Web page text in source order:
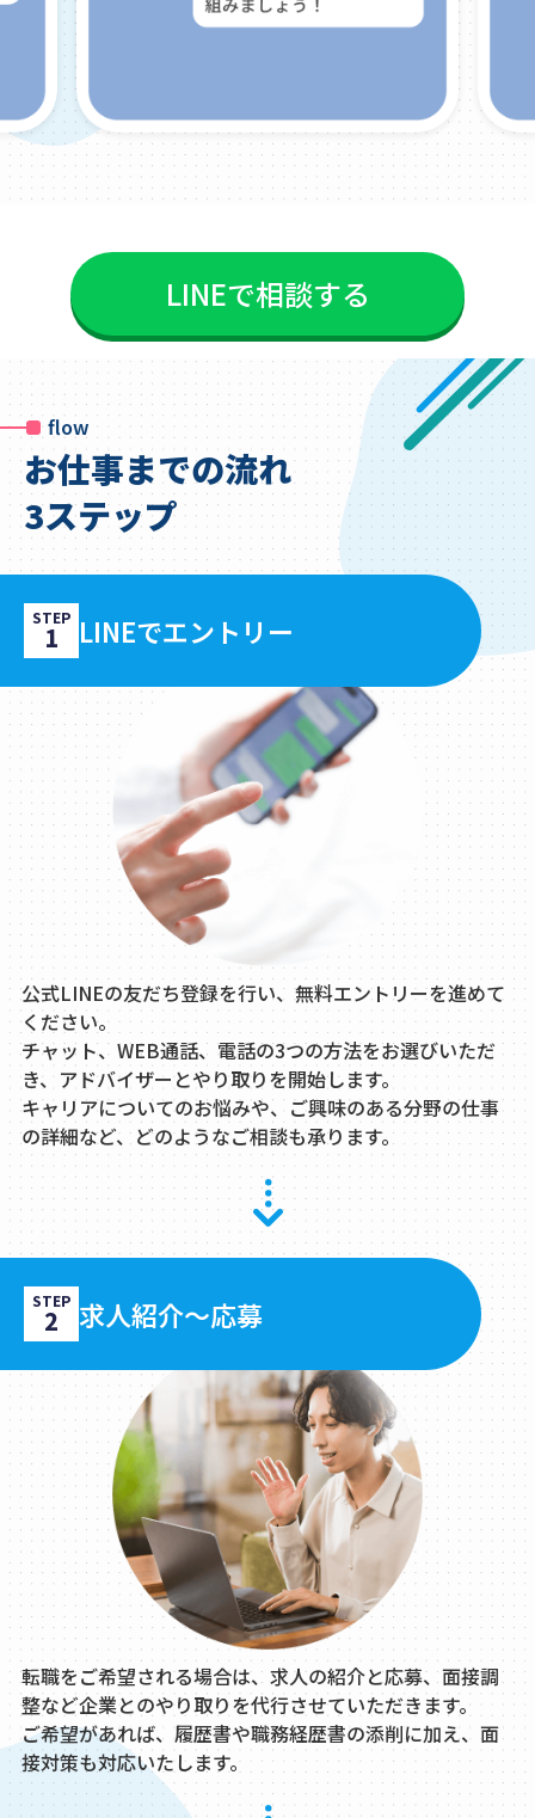
LINEで相談する
flow
お仕事までの流れ
3ステップ
STEP
1 LINEでエントリー
公式LINEの友だち登録を行い、無料エントリーを進めて
ください。
チャット、WEB通話、電話の3つの方法をお選びいただ
き、アドバイザーとやり取りを開始します。
キャリアについてのお悩みや、ご興味のある分野の仕事
の詳細など、どのようなご相談も承ります。
STEP
2 求人紹介～応募
転職をご希望される場合は、求人の紹介と応募、面接調
整など企業とのやり取りを代行させていただきます。
ご希望があれば、履歴書や職務経歴書の添削に加え、面
接対策も対応いたします。